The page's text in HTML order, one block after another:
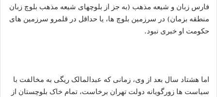
فارس زبان و شیعه مذهب (به جز از بلوچهای شیعه مذهب بلوچ زبان
منطقه بزمان) در سرزمین بلوچ ها، یا حداقل در قلمرو سرزمین های
حکومت او خبری نبود.
اما هشتاد سال بعد از وی، زمانی که عبدالمالک ریگی به مخالفت با
سیاست ها زورگویانه دولت تهران برخاست، تمام خاک بلوچستان از